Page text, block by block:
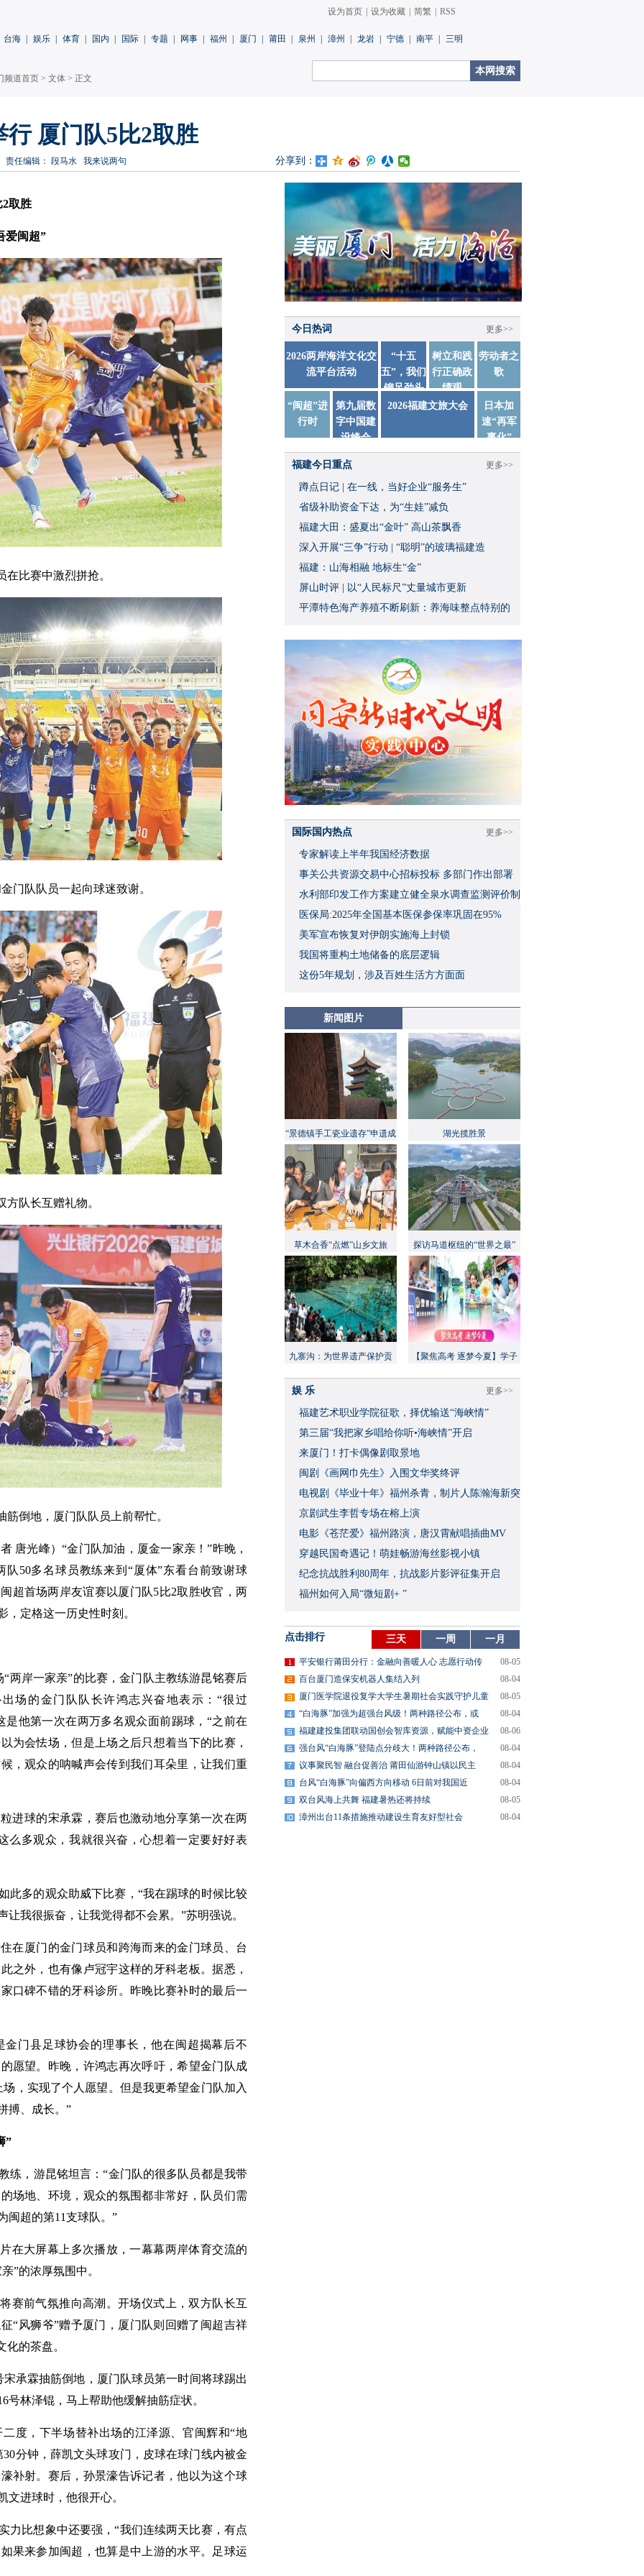
设为首页 设为收藏 简繁 RSS
台海 娱乐 体育 国内 国际 专题 网事 福州 厦门 莆田 泉州 漳州 龙岩 宁德 南平 三明
频道首页 > 文体 > 正文
厦门队5比2取胜
责任编辑： 段马水 我来说两句 分享到：
取胜
爱闽超”
在比赛中激烈拼抢。
门队队员一起向球迷致谢。
方队长互赠礼物。
筋倒地，厦门队队员上前帮忙。
唐光峰） “金门队加油，厦金一家亲！”昨晚，
50多名球员教练来到“厦体”东看台前致谢球
首场两岸友谊赛以厦门队5比2取胜收官，两
，定格这一历史性时刻。
两岸一家亲”的比赛，金门队主教练游昆铭赛后
场的金门队队长许鸿志兴奋地表示：“很过
是他第一次在两万多名观众面前踢球，“之前在
为会怯场，但是上场之后只想着当下的比赛，
，观众的呐喊声会传到我们耳朵里，让我们重
进球的宋承霖，赛后也激动地分享第一次在两
么多观众，我就很兴奋，心想着一定要好好表
此多的观众助威下比赛，“我在踢球的时候比较
我很振奋，让我觉得都不会累。”苏明强说。
在厦门的金门球员和跨海而来的金门球员、台
之外，也有像卢冠宇这样的牙科老板。据悉，
口碑不错的牙科诊所。昨晚比赛补时的最后一
门县足球协会的理事长，他在闽超揭幕后不
愿望。昨晚，许鸿志再次呼吁，希望金门队成
，实现了个人愿望。但是我更希望金门队加入
搏、成长。”
”
练，游昆铭坦言：“金门队的很多队员都是我带
场地、环境，观众的氛围都非常好，队员们需
闽超的第11支球队。”
在大屏幕上多次播放，一幕幕两岸体育交流的
”的浓厚氛围中。
赛前气氛推向高潮。开场仪式上，双方队长互
风狮爷”赠予厦门，厦门队则回赠了闽超吉祥
的茶盘。
承霖抽筋倒地，厦门队球员第一时间将球踢出
林泽锟，马上帮助他缓解抽筋症状。
度，下半场替补出场的江泽源、官闽辉和“地
分钟，薛凯文头球攻门，皮球在球门线内被金
补射。赛后，孙景濠告诉记者，他以为这个球
文进球时，他很开心。
力比想象中还要强，“我们连续两天比赛，有点
果来参加闽超，也算是中上游的水平。足球运
更多>>
今日热词
2026两岸海洋文化交
流平台活动
“十五
五”，我们
铆足劲头
踏实干
树立和践
行正确政
绩观
劳动者之
歌
“闽超”进
行时
第九届数
字中国建
设峰会
2026福建文旅大会
日本加
速“再军
事化”
更多>>
福建今日重点
蹲点日记 | 在一线，当好企业“服务生”
省级补助资金下达，为“生娃”减负
福建大田：盛夏出“金叶” 高山茶飘香
深入开展“三争”行动 | “聪明”的玻璃福建造
福建：山海相融 地标生“金”
屏山时评 | 以“人民标尺”丈量城市更新
平潭特色海产养殖不断刷新：养海味整点特别的
更多>>
国际国内热点
专家解读上半年我国经济数据
事关公共资源交易中心招标投标 多部门作出部署
水利部印发工作方案建立健全泉水调查监测评价制
度
医保局:2025年全国基本医保参保率巩固在95%
美军宣布恢复对伊朗实施海上封锁
我国将重构土地储备的底层逻辑
这份5年规划，涉及百姓生活方方面面
新闻图片
“景德镇手工瓷业遗存”申遗成
湖光揽胜景
草木合香“点燃”山乡文旅 探访马道枢纽的“世界之最”
九寨沟：为世界遗产保护贡
【聚焦高考 逐梦今夏】学子
更多>>
娱 乐
福建艺术职业学院征歌，择优输送“海峡情”
​第三届“我把家乡唱给你听•海峡情”开启
来厦门！打卡偶像剧取景地
闽剧《画网巾先生》入围文华奖终评
​电视剧《毕业十年》福州杀青，制片人陈瀚海新突
破
京剧武生李哲专场在榕上演
​电影《苍茫爱》福州路演，唐汉霄献唱插曲MV
穿越民国奇遇记！萌娃畅游海丝影视小镇
​纪念抗战胜利80周年，抗战影片影评征集开启
福州如何入局“微短剧+ ”
点击排行 三天 一周 一月
平安银行莆田分行：金融向善暖人心 志愿行动传
08-05
百台厦门造保安机器人集结入列
08-04
厦门医学院退役复学大学生暑期社会实践守护儿童
08-05
“白海豚”加强为超强台风级！两种路径公布，或
08-04
福建建投集团联动国创会智库资源，赋能中资企业
08-06
强台风“白海豚”登陆点分歧大！两种路径公布，
08-04
议事聚民智 融台促善治 莆田仙游钟山镇以民主
08-04
台风“白海豚”向偏西方向移动 6日前对我国近
08-04
双台风海上共舞 福建暑热还将持续
08-05
漳州出台11条措施推动建设生育友好型社会
08-04